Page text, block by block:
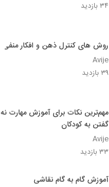
۳۴ بازدید
روش های کنترل ذهن و افکار منفی
Avije
۳۹ بازدید
مهم‌ترین نکات برای آموزش مهارت نه
گفتن به کودکان
Avije
۳۳ بازدید
آموزش گام به گام نقاشی